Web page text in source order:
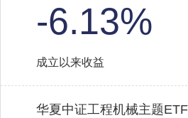
-6.13%
成立以来收益
华夏中证工程机械主题